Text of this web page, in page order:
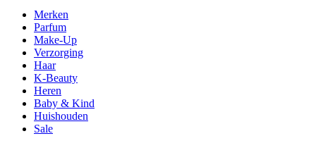
Merken
Parfum
Make-Up
Verzorging
Haar
K-Beauty
Heren
Baby & Kind
Huishouden
Sale